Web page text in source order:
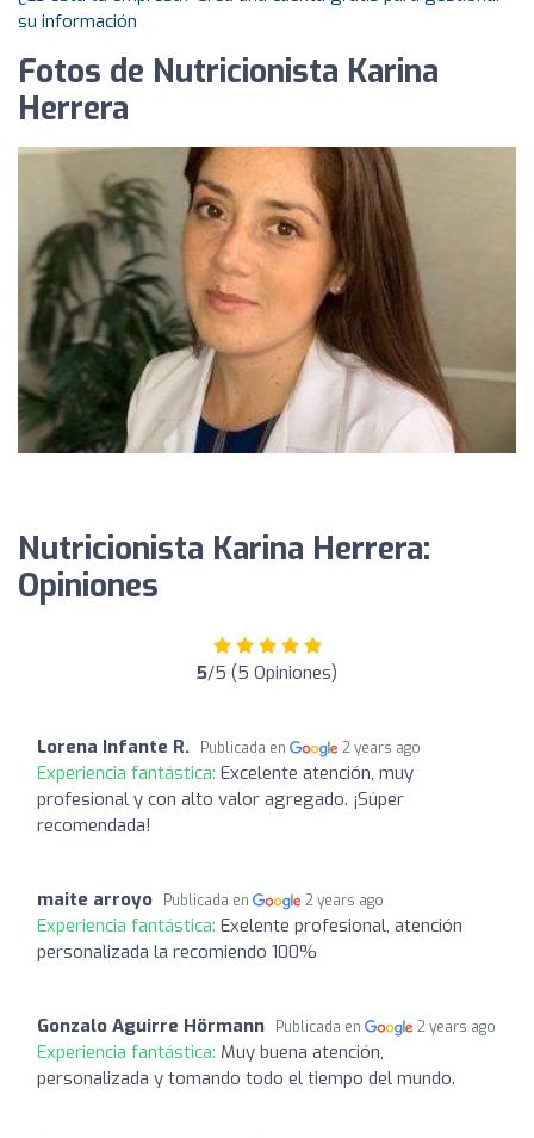
su información
Fotos de Nutricionista Karina
Herrera
Nutricionista Karina Herrera:
Opiniones
5/5 (5 Opiniones)
Lorena Infante R. Publicada en 2 years ago
Experiencia fantástica: Excelente atención, muy
profesional y con alto valor agregado. ¡Súper
recomendada!
maite arroyo Publicada en 2 years ago
Experiencia fantástica: Exelente profesional, atención
personalizada la recomiendo 100%
Gonzalo Aguirre Hörmann Publicada en 2 years ago
Experiencia fantástica: Muy buena atención,
personalizada y tomando todo el tiempo del mundo.